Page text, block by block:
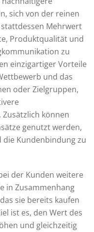
sich von der reinen
Mehrwert
Produktqualität und
zu
einzigartiger Vorteile
und das
oder Zielgruppen,
können
genutzt werden,
Kundenbindung zu
der Kunden weitere
in Zusammenhang
sie bereits kaufen
ist es, den Wert des
und gleichzeitig